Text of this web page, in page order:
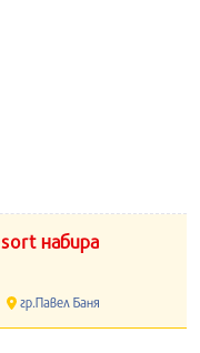
набира
гр.Павел Баня